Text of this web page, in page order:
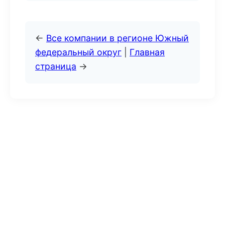
← Все компании в регионе Южный
федеральный округ
Главная
страница →